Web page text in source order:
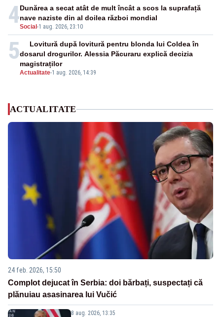
4Social -1 aug. 2026, 23:10
Dunărea a secat atât de mult încât a scos la suprafață
nave naziste din al doilea război mondial
5
Actualitate-1 aug. 2026, 14:39
Lovitură după lovitură pentru blonda lui Coldea în
dosarul drogurilor. Alessia Păcuraru explică decizia
magistraților
ACTUALITATE
24 feb. 2026, 15:50
Complot dejucat în Serbia: doi bărbați, suspectați că
plănuiau asasinarea lui Vučić
8 aug. 2026, 13:35